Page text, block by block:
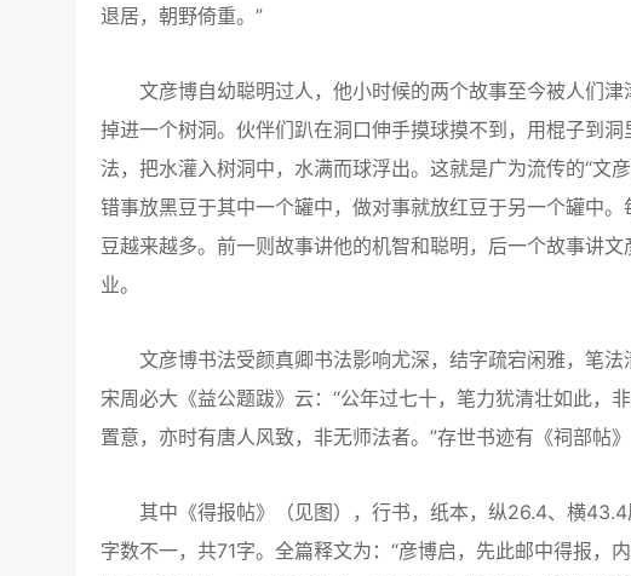
退居，朝野倚重。”
文彦博自幼聪明过人，他小时候的两个故事至今被人们津
掉进一个树洞。伙伴们趴在洞口伸手摸球摸不到，用棍子到
法，把水灌入树洞中，水满而球浮出。这就是广为流传的“文
错事放黑豆于其中一个罐中，做对事就放红豆于另一个罐中
豆越来越多。前一则故事讲他的机智和聪明，后一个故事讲
业。
文彦博书法受颜真卿书法影响尤深，结字疏宕闲雅，笔法
宋周必大《益公题跋》云：“公年过七十，笔力犹清壮如此，
置意，亦时有唐人风致，非无师法者。”存世书迹有《祠部帖
其中《得报帖》（见图），行书，纸本，纵26.4、横43.4
字数不一，共71字。全篇释文为：“彦博启，先此邮中得报，